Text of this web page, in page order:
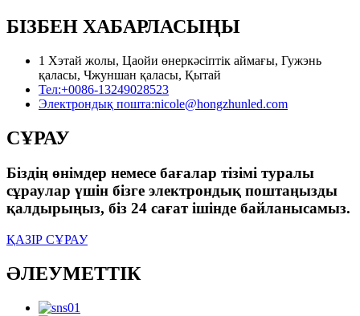
БІЗБЕН ХАБАРЛАСЫҢЫ
1 Хэтай жолы, Цаойи өнеркәсіптік аймағы, Гужэнь
қаласы, Чжуншан қаласы, Қытай
Тел:+0086-13249028523
Электрондық пошта:nicole@hongzhunled.com
СҰРАУ
Біздің өнімдер немесе бағалар тізімі туралы
сұраулар үшін бізге электрондық поштаңызды
қалдырыңыз, біз 24 сағат ішінде байланысамыз.
ҚАЗІР СҰРАУ
ӘЛЕУМЕТТІК